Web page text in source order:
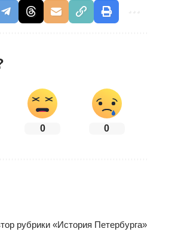
0 0
рубрики «История Петербурга»